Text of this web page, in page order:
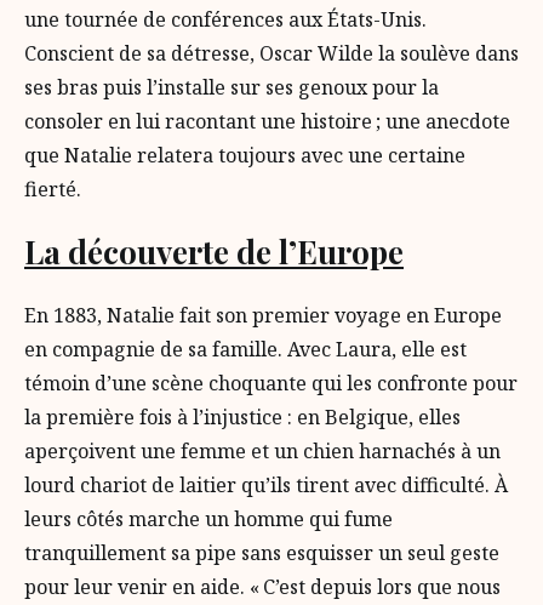
une tournée de conférences aux États-Unis.
Conscient de sa détresse, Oscar Wilde la soulève dans
ses bras puis l’installe sur ses genoux pour la
consoler en lui racontant une histoire ; une anecdote
que Natalie relatera toujours avec une certaine
fierté.
La découverte de l’Europe
En 1883, Natalie fait son premier voyage en Europe
en compagnie de sa famille. Avec Laura, elle est
témoin d’une scène choquante qui les confronte pour
la première fois à l’injustice : en Belgique, elles
aperçoivent une femme et un chien harnachés à un
lourd chariot de laitier qu’ils tirent avec difficulté. À
leurs côtés marche un homme qui fume
tranquillement sa pipe sans esquisser un seul geste
pour leur venir en aide. « C’est depuis lors que nous